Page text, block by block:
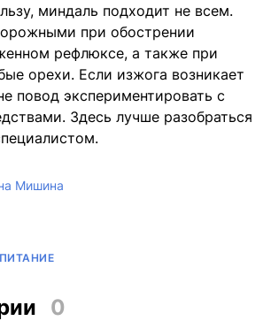
миндаль подходит не всем.
при обострении
рефлюксе, а также при
орехи. Если изжога возникает
повод экспериментировать с
Здесь лучше разобраться
Мишина
0